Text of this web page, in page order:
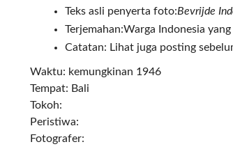
Teks asli penyerta foto:Bevrijde
Terjemahan:Warga Indonesia
Catatan: Lihat juga posting
Waktu: kemungkinan 1946
Tempat: Bali
Tokoh:
Peristiwa:
Fotografer: